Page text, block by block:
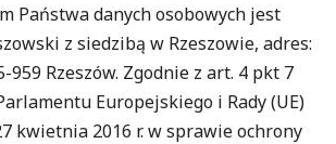
Państwa danych osobowych jest
z siedzibą w Rzeszowie, adres:
959 Rzeszów. Zgodnie z art. 4 pkt 7
Europejskiego i Rady (UE)
kwietnia 2016 r. w sprawie ochrony